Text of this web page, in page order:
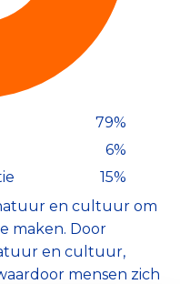
79%
6%
15%
en cultuur om
maken. Door
en cultuur,
mensen zich